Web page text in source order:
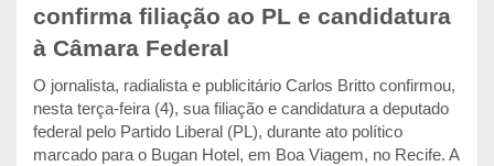
confirma filiação ao PL e candidatura
à Câmara Federal
O jornalista, radialista e publicitário Carlos Britto confirmou,
nesta terça-feira (4), sua filiação e candidatura a deputado
federal pelo Partido Liberal (PL), durante ato político
marcado para o Bugan Hotel, em Boa Viagem, no Recife. A